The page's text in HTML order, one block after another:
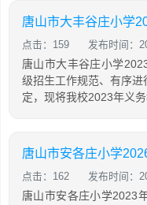
唐山市大丰谷庄小学
点击：159 发布时间：
唐山市大丰谷庄小学
级招生工作规范、有序
定，现将我校2023年义
唐山市安各庄小学
点击：162 发布时间：
唐山市安各庄小学2023